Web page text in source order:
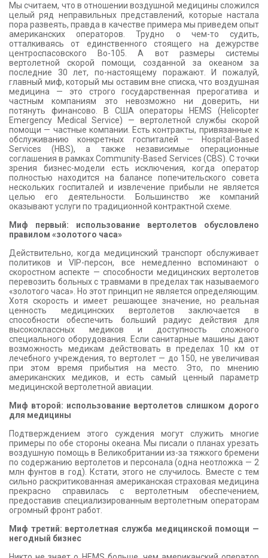
Мы считаем, что в отношении воздушной медицины сложился
целый ряд неправильных представлений, которые настала
пора развеять, правда в качестве примера мы приведем опыт
американских операторов. Трудно о чем-то судить,
отталкиваясь от единственного стоящего на дежурстве
центроспасовского Bo-105. А вот размеры системы
вертолетной скорой помощи, созданной за океаном за
последние 30 лет, по-настоящему поражают. И пожалуй,
главный миф, который мы оставим вне списка, что воздушная
медицина — это строго государственная прерогатива и
частным компаниям это невозможно ни доверить, ни
потянуть финансово. В США операторы HEMS (Helicopter
Emergency Medical Service) — вертолетной службы скорой
помощи — частные компании. Есть контракты, привязанные к
обслуживанию конкретных госпиталей — Hospital-Based
Services (HBS), а также независимые операционные
соглашения в рамках Community-Based Services (CBS). С точки
зрения бизнес-модели есть исключения, когда оператор
полностью находится на балансе попечительского совета
нескольких госпиталей и извлечение прибыли не является
целью его деятельности. Большинство же компаний
оказывают услуги по традиционной контрактной схеме.
Миф первый: использование вертолетов обусловлено
правилом «золотого часа»
Действительно, когда медицинский транспорт обслуживает
политиков и VIP-персон, все немедленно вспоминают о
скоростном аспекте — способности медицинских вертолетов
перевозить больных с травмами в пределах так называемого
«золотого часа». Но этот принцип не является определяющим.
Хотя скорость и имеет решающее значение, но реальная
ценность медицинских вертолетов заключается в
способности обеспечить больший радиус действия для
высококлассных медиков и доступность сложного
специального оборудования. Если санитарные машины дают
возможность медикам действовать в пределах 10 км от
лечебного учреждения, то вертолет — до 150, не увеличивая
при этом время прибытия на место. Это, по мнению
американских медиков, и есть самый ценный параметр
медицинской вертолетной авиации.
Миф второй: использование вертолетов слишком дорого
для медицины
Подтверждением этого суждения могут служить многие
примеры по обе стороны океана. Мы писали о планах урезать
воздушную помощь в Великобритании из-за тяжкого бремени
по содержанию вертолетов и персонала (одна неотложка — 2
млн фунтов в год). Кстати, этого не случилось. Вместе с тем
сильно раскритикованная американская страховая медицина
прекрасно справилась с вертолетным обеспечением,
предоставив специализированным вертолетным операторам
огромный фронт работ.
Миф третий: вертолетная служба медицинской помощи —
негодный бизнес